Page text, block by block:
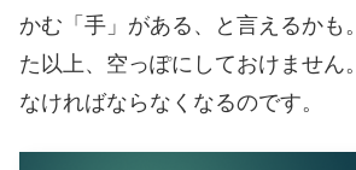
かむ「手」がある、と言えるかも
た以上、空っぽにしておけません
なければならなくなるのです。